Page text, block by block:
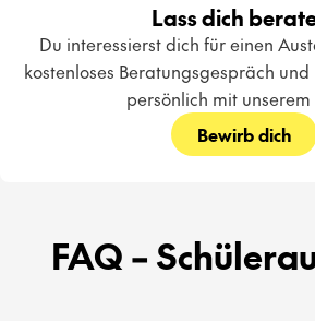
Lass dich
Du interessierst dich für einen
kostenloses Beratungsgespräch
persönlich mit unserem
Bewirb dich
FAQ –